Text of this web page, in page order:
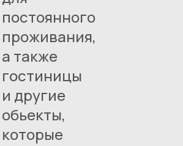
постоянного
проживания,
а также
гостиницы
и другие
обьекты,
которые